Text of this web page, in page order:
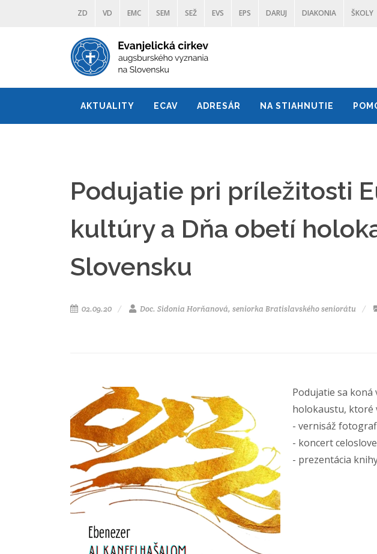
ZD VD EMC SEM SEŽ EVS EPS DARUJ DIAKONIA ŠKOLY
AKTUALITY ECAV ADRESÁR NA STIAHNUTIE
Podujatie pri príležitosti
kultúry a Dňa obetí
Slovensku
02.09.20 Doc. Sidonia Horňanová, seniorka Bratislavského seniorátu
Podujatie sa koná
holokaustu, ktoré
- vernisáž
- koncert
- prezentácia